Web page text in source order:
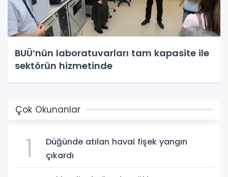
BUÜ’nün laboratuvarları tam kapasite ile
sektörün hizmetinde
Çok Okunanlar
1
Düğünde atılan havai fişek yangın
çıkardı